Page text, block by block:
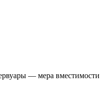
— мера вместимости